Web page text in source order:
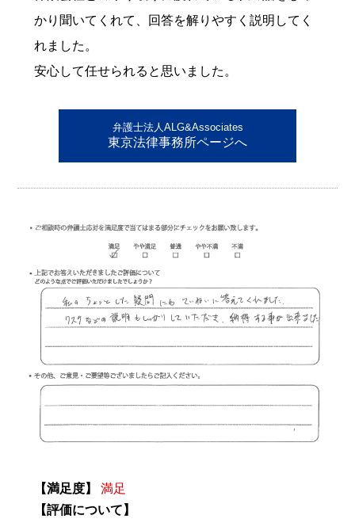
かり聞いてくれて、回答を解りやすく説明してく
れました。
安心して任せられると思いました。
弁護士法人ALG&Associates
東京法律事務所ページへ
【満足度】
満足
【評価について】